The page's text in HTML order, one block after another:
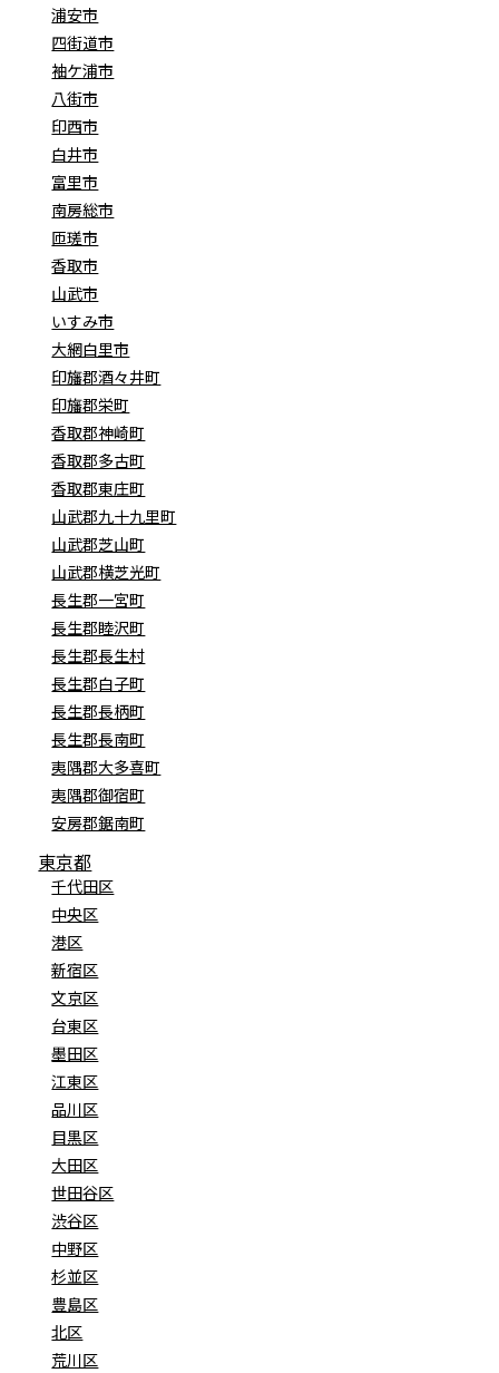
浦安市
四街道市
袖ケ浦市
八街市
印西市
白井市
富里市
南房総市
匝瑳市
香取市
山武市
いすみ市
大網白里市
印旛郡酒々井町
印旛郡栄町
香取郡神崎町
香取郡多古町
香取郡東庄町
山武郡九十九里町
山武郡芝山町
山武郡横芝光町
長生郡一宮町
長生郡睦沢町
長生郡長生村
長生郡白子町
長生郡長柄町
長生郡長南町
夷隅郡大多喜町
夷隅郡御宿町
安房郡鋸南町
東京都
千代田区
中央区
港区
新宿区
文京区
台東区
墨田区
江東区
品川区
目黒区
大田区
世田谷区
渋谷区
中野区
杉並区
豊島区
北区
荒川区